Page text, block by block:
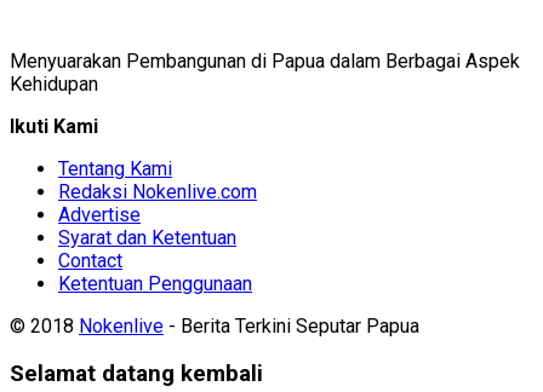
Menyuarakan Pembangunan di Papua dalam Berbagai Aspek
Kehidupan
Ikuti Kami
Tentang Kami
Redaksi Nokenlive.com
Advertise
Syarat dan Ketentuan
Contact
Ketentuan Penggunaan
© 2018 Nokenlive - Berita Terkini Seputar Papua
Selamat datang kembali